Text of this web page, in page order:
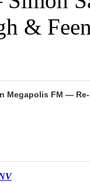
&
Megapolis FM — Re-